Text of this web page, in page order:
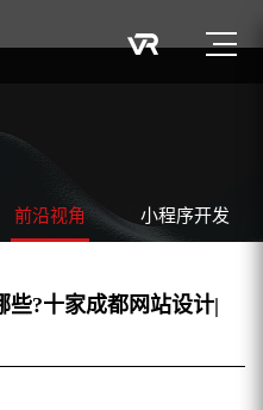
前沿视角 小程序开发
些?十家成都网站设计|